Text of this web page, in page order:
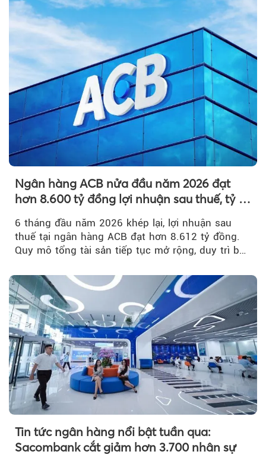
Ngân hàng ACB nửa đầu năm 2026 đạt
hơn 8.600 tỷ đồng lợi nhuận sau thuế, tỷ lệ
6 tháng đầu năm 2026 khép lại, lợi nhuận sau
thuế tại ngân hàng ACB đạt hơn 8.612 tỷ đồng.
Quy mô tổng tài sản tiếp tục mở rộng, duy trì bộ
Tin tức ngân hàng nổi bật tuần qua:
Sacombank cắt giảm hơn 3.700 nhân sự